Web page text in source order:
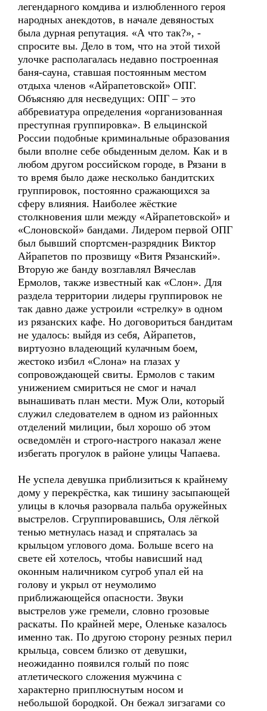
легендарного комдива и излюбленного героя
народных анекдотов, в начале девяностых
была дурная репутация. «А что так?», -
спросите вы. Дело в том, что на этой тихой
улочке располагалась недавно построенная
баня-сауна, ставшая постоянным местом
отдыха членов «Айрапетовской» ОПГ.
Объясняю для несведущих: ОПГ – это
аббревиатура определения «организованная
преступная группировка». В ельцинской
России подобные криминальные образования
были вполне себе обыденным делом. Как и в
любом другом российском городе, в Рязани в
то время было даже несколько бандитских
группировок, постоянно сражающихся за
сферу влияния. Наиболее жёсткие
столкновения шли между «Айрапетовской» и
«Слоновской» бандами. Лидером первой ОПГ
был бывший спортсмен-разрядник Виктор
Айрапетов по прозвищу «Витя Рязанский».
Вторую же банду возглавлял Вячеслав
Ермолов, также известный как «Слон». Для
раздела территории лидеры группировок не
так давно даже устроили «стрелку» в одном
из рязанских кафе. Но договориться бандитам
не удалось: выйдя из себя, Айрапетов,
виртуозно владеющий кулачным боем,
жестоко избил «Слона» на глазах у
сопровождающей свиты. Ермолов с таким
унижением смириться не смог и начал
вынашивать план мести. Муж Оли, который
служил следователем в одном из районных
отделений милиции, был хорошо об этом
осведомлён и строго-настрого наказал жене
избегать прогулок в районе улицы Чапаева.
Не успела девушка приблизиться к крайнему
дому у перекрёстка, как тишину засыпающей
улицы в клочья разорвала пальба оружейных
выстрелов. Сгруппировавшись, Оля лёгкой
тенью метнулась назад и спряталась за
крыльцом углового дома. Больше всего на
свете ей хотелось, чтобы нависший над
оконным наличником сугроб упал ей на
голову и укрыл от неумолимо
приближающейся опасности. Звуки
выстрелов уже гремели, словно грозовые
раскаты. По крайней мере, Оленьке казалось
именно так. По другою сторону резных перил
крыльца, совсем близко от девушки,
неожиданно появился голый по пояс
атлетического сложения мужчина с
характерно приплюснутым носом и
небольшой бородкой. Он бежал зигзагами со